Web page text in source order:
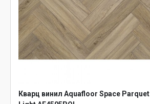
Кварц винил Aquafloor Space Parquet